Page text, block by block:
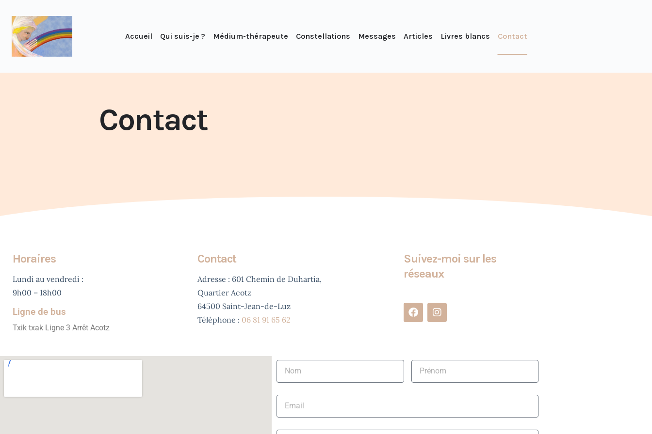
Accueil Qui suis-je ? Médium-thérapeute Constellations Messages Articles Livres blancs Contact
Contact
Horaires
Lundi au vendredi :
9h00 – 18h00
Ligne de bus
Txik txak Ligne 3 Arrêt Acotz
Contact
Adresse : 601 Chemin de Duhartia,
Quartier Acotz
64500 Saint-Jean-de-Luz
Téléphone : 06 81 91 65 62
Suivez-moi sur les
réseaux